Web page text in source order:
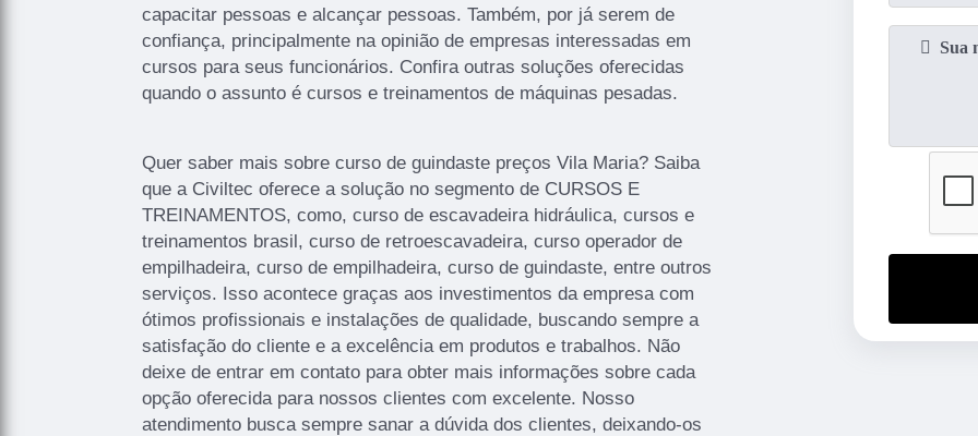
capacitar pessoas e alcançar pessoas. Também, por já serem de
confiança, principalmente na opinião de empresas interessadas em
cursos para seus funcionários. Confira outras soluções oferecidas
quando o assunto é cursos e treinamentos de máquinas pesadas.
Quer saber mais sobre curso de guindaste preços Vila Maria? Saiba
que a Civiltec oferece a solução no segmento de CURSOS E
TREINAMENTOS, como, curso de escavadeira hidráulica, cursos e
treinamentos brasil, curso de retroescavadeira, curso operador de
empilhadeira, curso de empilhadeira, curso de guindaste, entre outros
serviços. Isso acontece graças aos investimentos da empresa com
ótimos profissionais e instalações de qualidade, buscando sempre a
satisfação do cliente e a excelência em produtos e trabalhos. Não
deixe de entrar em contato para obter mais informações sobre cada
opção oferecida para nossos clientes com excelente. Nosso
atendimento busca sempre sanar a dúvida dos clientes, deixando-os